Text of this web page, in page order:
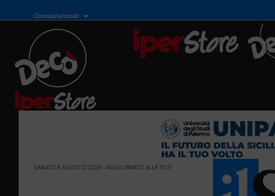
Cronache locali
SABATO 8 AGOSTO 2026 - AGGIORNATO ALLE 10:17